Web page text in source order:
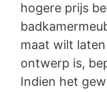
hogere prijs
maat wilt
ontwerp is,
Indien het